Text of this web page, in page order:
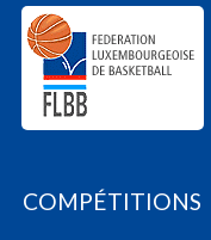
COMPÉTITIONS